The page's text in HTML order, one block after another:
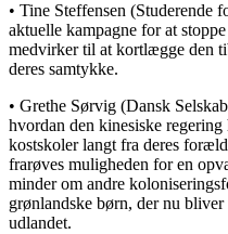
• Tine Steffensen
aktuelle kampagne for at
medvirker til at kortlægge den
deres samtykke.
• Grethe Sørvig (Dansk
hvordan den kinesiske
kostskoler langt fra deres
frarøves muligheden for en
minder om andre
grønlandske børn, der nu
udlandet.